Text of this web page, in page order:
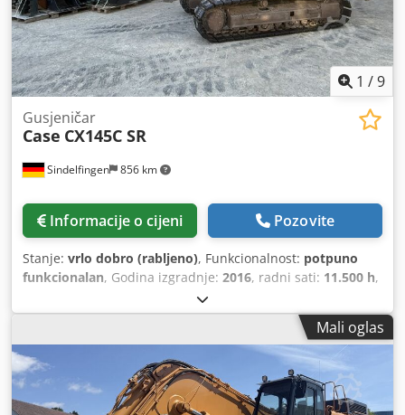
1 /9
Sindelfingen 856 km
Gusjeničar
Case CX145C SR
Informacije o cijeni Pozovite
Stanje: vrlo dobro (rabljeno), Funkcionalnost: potpuno
funkcionalan, Godina izgradnje: 2016, radni sati: 11.500 h,
Mali oglas